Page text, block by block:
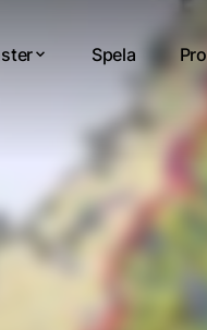
Spela Pro